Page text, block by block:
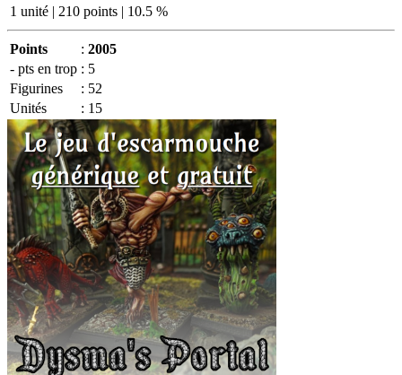
1 unité | 210 points | 10.5 %
Points : 2005
- pts en trop : 5
Figurines
: 52
Unités
: 15